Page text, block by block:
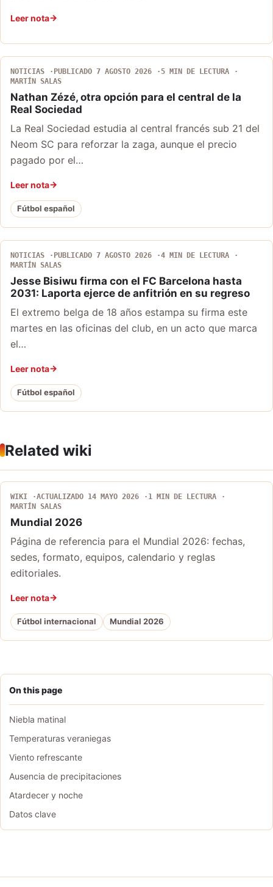
On this page
Niebla matinal
Temperaturas veraniegas
Viento refrescante
Ausencia de precipitaciones
Atardecer y noche
Datos clave
Leer nota
NOTICIAS PUBLICADO 7 AGOSTO 2026
5 MIN DE LECTURA
MARTÍN SALAS
Nathan Zézé, otra opción para el central de la
Real Sociedad
La Real Sociedad estudia al central francés sub 21 del
Neom SC para reforzar la zaga, aunque el precio
pagado por el…
Leer nota
Fútbol español
NOTICIAS PUBLICADO 7 AGOSTO 2026
4 MIN DE LECTURA
MARTÍN SALAS
Jesse Bisiwu firma con el FC Barcelona hasta
2031: Laporta ejerce de anfitrión en su regreso
El extremo belga de 18 años estampa su firma este
martes en las oficinas del club, en un acto que marca
el…
Leer nota
Fútbol español
Related wiki
WIKI ACTUALIZADO 14 MAYO 2026
1 MIN DE LECTURA
MARTÍN SALAS
Mundial 2026
Página de referencia para el Mundial 2026: fechas,
sedes, formato, equipos, calendario y reglas
editoriales.
Leer nota
Fútbol internacional Mundial 2026